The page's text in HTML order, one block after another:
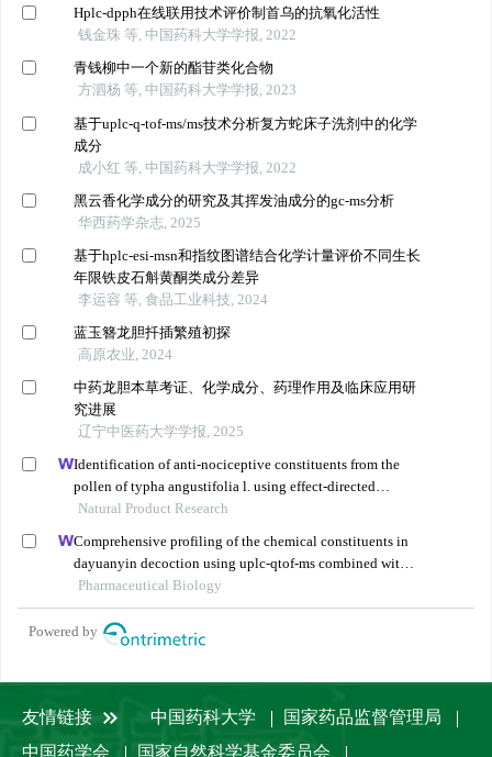
Hplc-dpph在线联用技术评价制首乌的抗氧化活性
钱金珠 等, 中国药科大学学报, 2022
青钱柳中一个新的酯苷类化合物
方泗杨 等, 中国药科大学学报, 2023
基于uplc-q-tof-ms/ms技术分析复方蛇床子洗剂中的化学
成分
成小红 等, 中国药科大学学报, 2022
黑云香化学成分的研究及其挥发油成分的gc-ms分析
华西药学杂志, 2025
基于hplc-esi-msn和指纹图谱结合化学计量评价不同生长
年限铁皮石斛黄酮类成分差异
李运容 等, 食品工业科技, 2024
蓝玉簪龙胆扦插繁殖初探
高原农业, 2024
中药龙胆本草考证、化学成分、药理作用及临床应用研
究进展
辽宁中医药大学学报, 2025
Identification of anti-nociceptive constituents from the
pollen of typha angustifolia l. using effect-directed
fractionation
Natural Product Research
Comprehensive profiling of the chemical constituents in
dayuanyin decoction using uplc-qtof-ms combined with
molecular networking
Pharmaceutical Biology
Powered by
友情链接 中国药科大学
国家药品监督管理局
中国药学会
国家自然科学基金委员会